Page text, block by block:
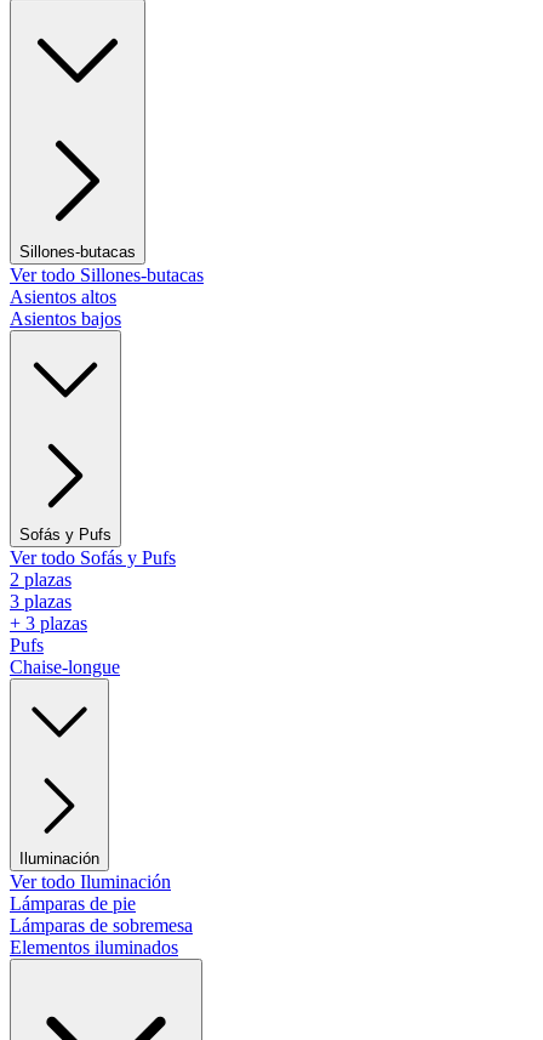
Sillones-butacas
Ver todo Sillones-butacas
Asientos altos
Asientos bajos
Sofás y Pufs
Ver todo Sofás y Pufs
2 plazas
3 plazas
+ 3 plazas
Pufs
Chaise-longue
Iluminación
Ver todo Iluminación
Lámparas de pie
Lámparas de sobremesa
Elementos iluminados